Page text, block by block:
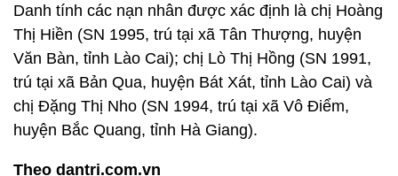
Danh tính các nạn nhân được xác định là chị Hoàng
Thị Hiền (SN 1995, trú tại xã Tân Thượng, huyện
Văn Bàn, tỉnh Lào Cai); chị Lò Thị Hồng (SN 1991,
trú tại xã Bản Qua, huyện Bát Xát, tỉnh Lào Cai) và
chị Đặng Thị Nho (SN 1994, trú tại xã Vô Điểm,
huyện Bắc Quang, tỉnh Hà Giang).
Theo dantri.com.vn